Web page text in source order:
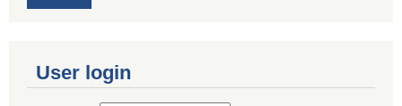
User login